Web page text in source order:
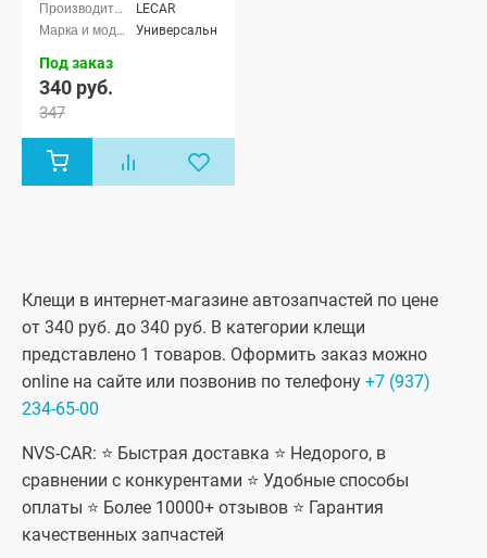
LECAR
Универсальные
Под заказ
340 руб.
347
Клещи в интернет-магазине автозапчастей по цене
от 340 руб. до 340 руб. В категории клещи
представлено 1 товаров. Оформить заказ можно
online на сайте или позвонив по телефону +7 (937)
234-65-00
NVS-CAR: ⭐ Быстрая доставка ⭐ Недорого, в
сравнении с конкурентами ⭐ Удобные способы
оплаты ⭐ Более 10000+ отзывов ⭐ Гарантия
качественных запчастей